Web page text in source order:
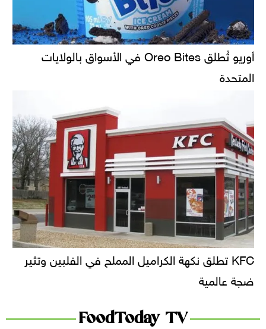
أوريو تُطلق Oreo Bites في الأسواق بالولايات
المتحدة
KFC تطلق نكهة الكراميل المملح في الفلبين وتثير
ضجة عالمية
FoodToday TV